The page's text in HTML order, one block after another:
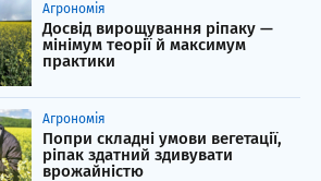
Агрономія
Досвід вирощування ріпаку —
мінімум теорії й максимум
практики
Агрономія
Попри складні умови вегетації,
ріпак здатний здивувати
врожайністю